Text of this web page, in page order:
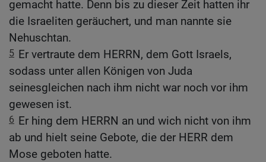
gemacht hatte. Denn bis zu dieser Zeit hatten ihr
die Israeliten geräuchert, und man nannte sie
Nehuschtan.
5 Er vertraute dem HERRN, dem Gott Israels,
sodass unter allen Königen von Juda
seinesgleichen nach ihm nicht war noch vor ihm
gewesen ist.
6 Er hing dem HERRN an und wich nicht von ihm
ab und hielt seine Gebote, die der HERR dem
Mose geboten hatte.